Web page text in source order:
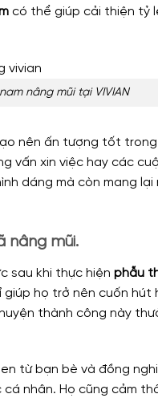
có thể giúp cải thiện tỷ
nâng mũi tại VIVIAN
nên ấn tượng tốt
vấn xin việc hay các
dáng mà còn mang
nâng mũi.
sau khi thực hiện phẫu
họ trở nên cuốn hút
thành công này
từ bạn bè và đồng
nhân. Họ cũng cảm